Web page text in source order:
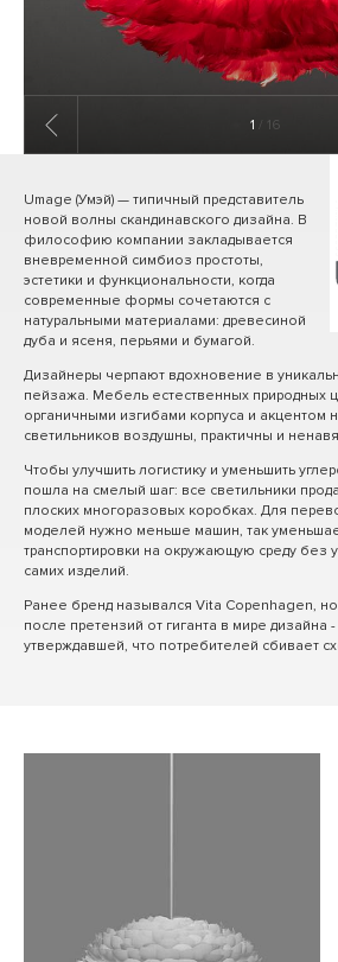
1 / 16
Umage (Умэй) — типичный представитель
новой волны скандинавского дизайна. В
философию компании закладывается
вневременной симбиоз простоты,
эстетики и функциональности, когда
современные формы сочетаются с
натуральными материалами: древесиной
дуба и ясеня, перьями и бумагой.
Дизайнеры черпают вдохновение в
пейзажа. Мебель естественных природных
органичными изгибами корпуса и акцентом
светильников воздушны, практичны и
Чтобы улучшить логистику и уменьшить
пошла на смелый шаг: все светильники
плоских многоразовых коробках. Для
моделей нужно меньше машин, так
транспортировки на окружающую среду без
самих изделий.
Ранее бренд назывался Vita Copenhagen,
после претензий от гиганта в мире дизайна
утверждавшей, что потребителей сбивает